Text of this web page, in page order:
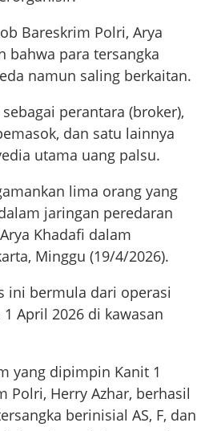
Bareskrim Polri, Arya
bahwa para tersangka
namun saling berkaitan.
perantara (broker),
dan satu lainnya
utama uang palsu.
lima orang yang
jaringan peredaran
Khadafi dalam
Minggu (19/4/2026).
ini bermula dari operasi
April 2026 di kawasan
yang dipimpin Kanit 1
Polri, Herry Azhar, berhasil
berinisial AS, F, dan